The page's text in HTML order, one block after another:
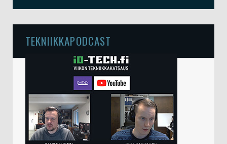
TEKNIIKKAPODCAST